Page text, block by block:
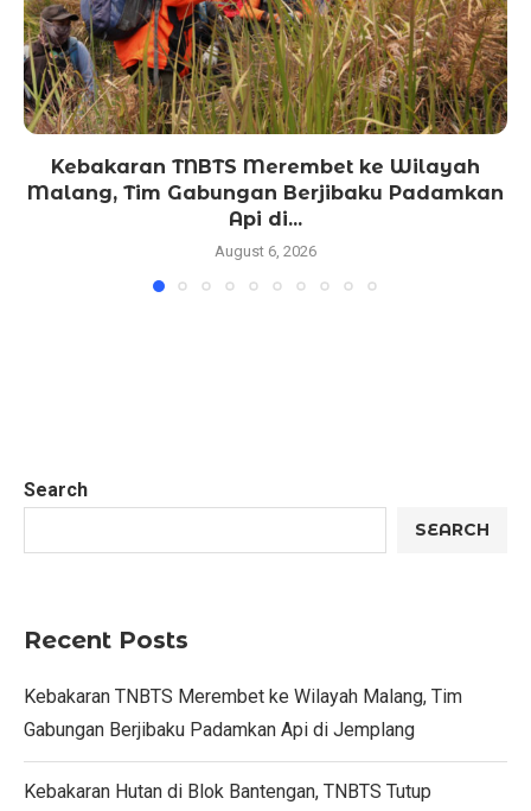
Kebakaran TNBTS Merembet ke Wilayah
Malang, Tim Gabungan Berjibaku Padamkan
Api di...
August 6, 2026
Search
SEARCH
Recent Posts
Kebakaran TNBTS Merembet ke Wilayah Malang, Tim
Gabungan Berjibaku Padamkan Api di Jemplang
Kebakaran Hutan di Blok Bantengan, TNBTS Tutup